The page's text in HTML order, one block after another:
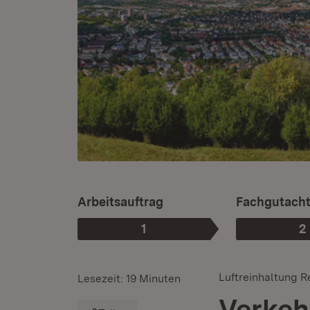
Phase
1
:
Arbeitsauftrag
2
:
Luftreinhaltung
Lesezeit: 19 Minuten